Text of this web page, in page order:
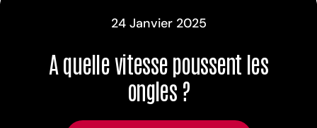
24 Janvier 2025
A quelle vitesse poussent les
ongles ?